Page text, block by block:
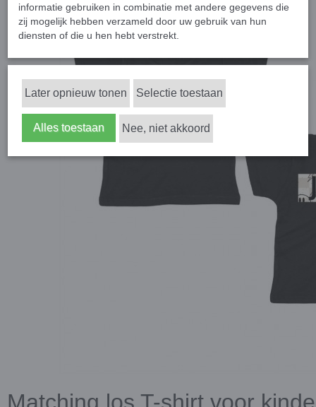
informatie gebruiken in combinatie met andere gegevens die
zij mogelijk hebben verzameld door uw gebruik van hun
diensten of die u hen hebt verstrekt.
Later opnieuw tonen Selectie toestaan
Alles toestaan Nee, niet akkoord